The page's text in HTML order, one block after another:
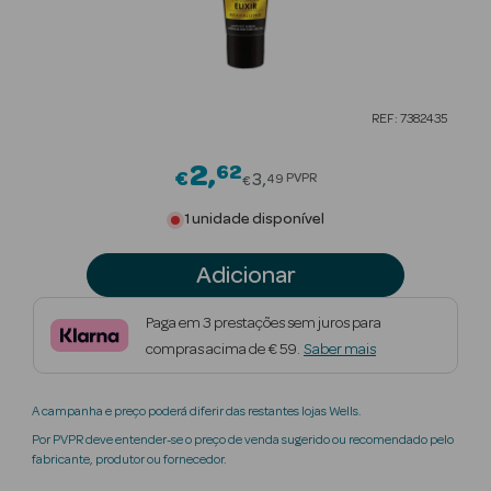
Beauty Season
Beauty Season
Nutricosmética
Perfumes
Beauty Season
REF: 7382435
€2 62Price reduced from
€3 49 PVPR
1 unidade disponível
Adicionar
Paga em 3 prestações sem juros para
compras acima de € 59. Saber mais
A campanha e preço poderá diferir das restantes lojas Wells.
Por PVPR deve entender-se o preço de venda sugerido ou recomendado pelo
fabricante, produtor ou fornecedor.